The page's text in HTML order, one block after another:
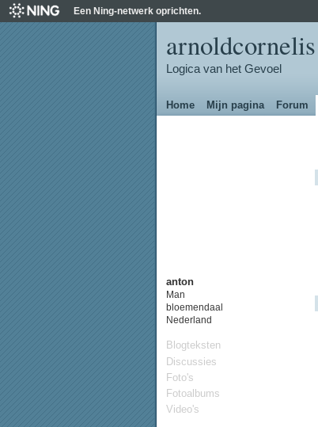
Een Ning-netwerk oprichten.
arnoldcornelis
Logica van het Gevoel
Home Mijn pagina Forum
anton
Man
bloemendaal
Nederland
Blogteksten
Discussies
Foto's
Fotoalbums
Video's